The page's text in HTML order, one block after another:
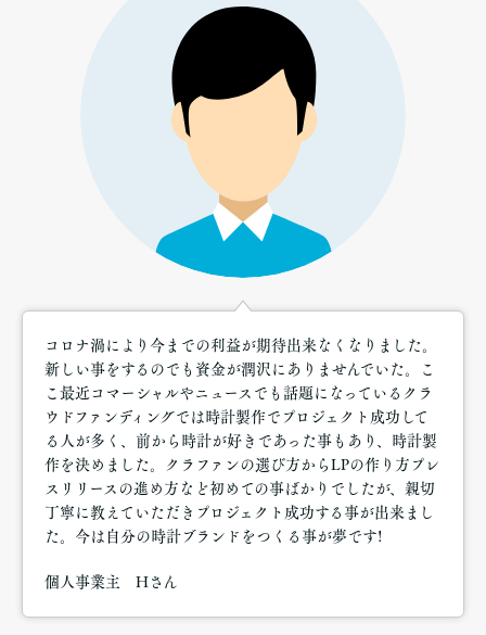
コロナ渦により今までの利益が期待出来なくなりました。
新しい事をするのでも資金が潤沢にありませんでいた。こ
こ最近コマーシャルやニュースでも話題になっているクラ
ウドファンディングでは時計製作でプロジェクト成功して
る人が多く、前から時計が好きであった事もあり、時計製
作を決めました。クラファンの選び方からLPの作り方プレ
スリリースの進め方など初めての事ばかりでしたが、親切
丁寧に教えていただきプロジェクト成功する事が出来まし
た。今は自分の時計ブランドをつくる事が夢です!
個人事業主 Hさん